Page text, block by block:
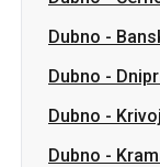
Dubno -
Dubno -
Dubno -
Dubno -